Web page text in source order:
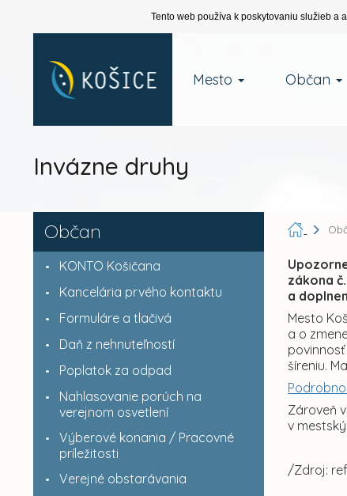
Tento web používa k poskytovaniu služieb a
Mesto Občan
Invázne druhy
Občan
KONTO Košičana
Kancelária prvého kontaktu
Formuláre a tlačivá
Daň z nehnuteľností
Poplatok za odpad
Nahlasovanie porúch na
verejnom osvetlení
Výberové konania / Pracovné
príležitosti
Verejné obstarávania
zákona
a
Mesto
a o
šíreniu.
Zároveň
v
/Zdroj: